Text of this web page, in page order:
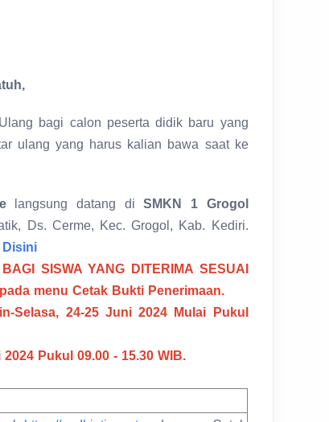
bagi calon peserta didik baru yang
ulang yang harus kalian bawa saat ke
langsung datang diSMKN 1 Grogol
Ds. Cerme, Kec. Grogol, Kab. Kediri.
Disini
SISWA YANG DITERIMA SESUAI
pada menu Cetak Bukti Penerimaan.
Selasa, 24-25 Juni 2024 Mulai Pukul
Pukul 09.00 - 15.30 WIB.